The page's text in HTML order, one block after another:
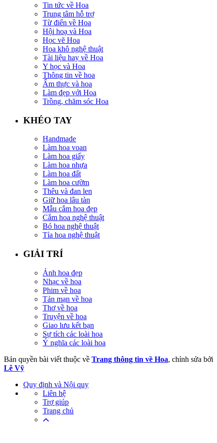
Tin tức về Hoa
Trung tâm hỗ trợ
Từ điển về Hoa
Hội hoạ và Hoa
Học vẽ Hoa
Hoa khô nghệ thuật
Tài liệu hay về Hoa
Y học và Hoa
Thông tin về hoa
Ẩm thực và hoa
Làm đẹp với Hoa
Trồng, chăm sóc Hoa
KHÉO TAY
Handmade
Làm hoa voan
Làm hoa giấy
Làm hoa nhựa
Làm hoa đất
Làm hoa cườm
Thêu và đan len
Giữ hoa lâu tàn
Mẫu cắm hoa đẹp
Cắm hoa nghệ thuật
Bó hoa nghệ thuật
Tỉa hoa nghệ thuật
GIẢI TRÍ
Ảnh hoa đẹp
Nhạc về hoa
Phim về hoa
Tản mạn về hoa
Thơ về hoa
Truyện về hoa
Giao lưu kết bạn
Sự tích các loài hoa
Ý nghĩa các loài hoa
Bản quyền bài viết thuộc về Trang thông tin về Hoa, chỉnh sửa bởi
Lê Vỹ
Quy định và Nội quy
Liên hệ
Trợ giúp
Trang chủ